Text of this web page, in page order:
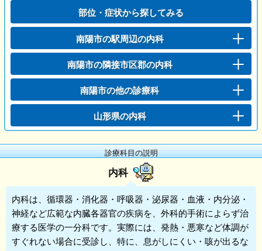
部位・症状から探してみる
南陽市の駅周辺の内科
南陽市の隣接市区郡の内科
南陽市の他の診療科
山形県の内科
診療科目の説明
内科
内科は、循環器・消化器・呼吸器・泌尿器・血液・内分泌・
神経など広範な内臓各器官の疾病を、外科的手術によらず治
療する医学の一分科です。実際には、発熱・悪寒など体調が
すぐれない場合に受診し、特に、息がしにくい・咳が出るな